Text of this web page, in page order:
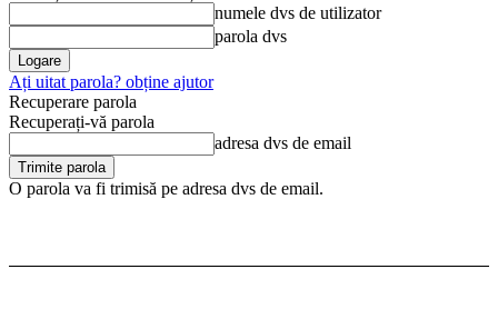
numele dvs de utilizator
parola dvs
Ați uitat parola? obține ajutor
Recuperare parola
Recuperați-vă parola
adresa dvs de email
O parola va fi trimisă pe adresa dvs de email.